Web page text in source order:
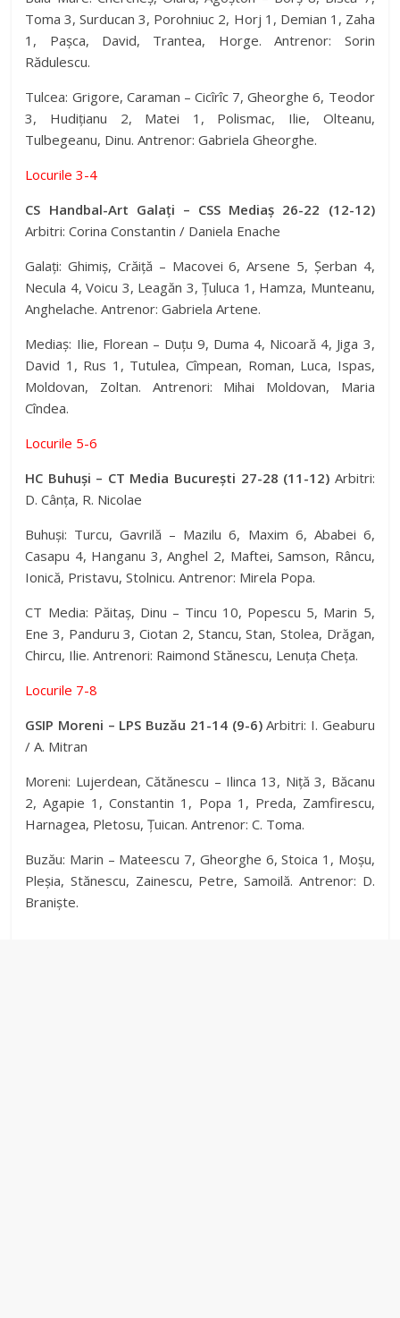
Toma 3, Surducan 3, Porohniuc 2, Horj 1, Demian 1, Zaha
1, Pașca, David, Trantea, Horge. Antrenor: Sorin
Rădulescu.
Tulcea: Grigore, Caraman – Cicîrîc 7, Gheorghe 6, Teodor
3, Hudițianu 2, Matei 1, Polismac, Ilie, Olteanu,
Tulbegeanu, Dinu. Antrenor: Gabriela Gheorghe.
Locurile 3-4
CS Handbal-Art Galați – CSS Mediaș 26-22 (12-12)
Arbitri: Corina Constantin / Daniela Enache
Galați: Ghimiș, Crăiță – Macovei 6, Arsene 5, Șerban 4,
Necula 4, Voicu 3, Leagăn 3, Țuluca 1, Hamza, Munteanu,
Anghelache. Antrenor: Gabriela Artene.
Mediaș: Ilie, Florean – Duțu 9, Duma 4, Nicoară 4, Jiga 3,
David 1, Rus 1, Tutulea, Cîmpean, Roman, Luca, Ispas,
Moldovan, Zoltan. Antrenori: Mihai Moldovan, Maria
Cîndea.
Locurile 5-6
HC Buhuși – CT Media București 27-28 (11-12) Arbitri:
D. Cânța, R. Nicolae
Buhuși: Turcu, Gavrilă – Mazilu 6, Maxim 6, Ababei 6,
Casapu 4, Hanganu 3, Anghel 2, Maftei, Samson, Râncu,
Ionică, Pristavu, Stolnicu. Antrenor: Mirela Popa.
CT Media: Păitaș, Dinu – Tincu 10, Popescu 5, Marin 5,
Ene 3, Panduru 3, Ciotan 2, Stancu, Stan, Stolea, Drăgan,
Chircu, Ilie. Antrenori: Raimond Stănescu, Lenuța Cheța.
Locurile 7-8
GSIP Moreni – LPS Buzău 21-14 (9-6)Arbitri: I. Geaburu
/ A. Mitran
Moreni: Lujerdean, Cătănescu – Ilinca 13, Niță 3, Băcanu
2, Agapie 1, Constantin 1, Popa 1, Preda, Zamfirescu,
Harnagea, Pletosu, Țuican. Antrenor: C. Toma.
Buzău: Marin – Mateescu 7, Gheorghe 6, Stoica 1, Moșu,
Pleșia, Stănescu, Zainescu, Petre, Samoilă. Antrenor: D.
Braniște.